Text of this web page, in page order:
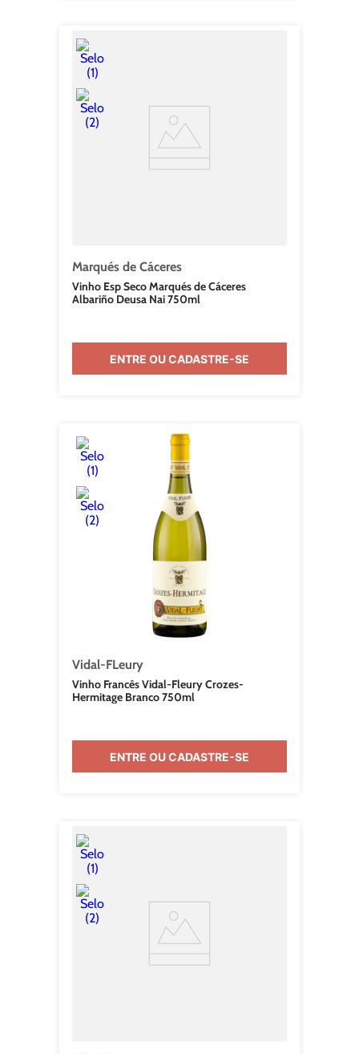
Marqués de Cáceres
Vinho Esp Seco Marqués de Cáceres
Albariño Deusa Nai 750ml
ENTRE OU CADASTRE-SE
Vidal-FLeury
Vinho Francês Vidal-Fleury Crozes-
Hermitage Branco 750ml
ENTRE OU CADASTRE-SE